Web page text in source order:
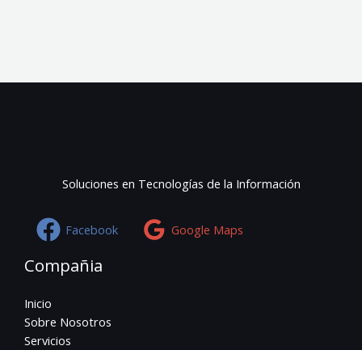
Soluciones en Tecnologías de la Información
Facebook Google Maps
Compañia
Inicio
Sobre Nosotros
Servicios